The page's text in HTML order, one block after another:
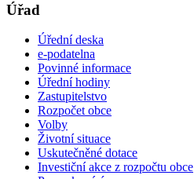
Úřad
Úřední deska
e-podatelna
Povinné informace
Úřední hodiny
Zastupitelstvo
Rozpočet obce
Volby
Životní situace
Uskutečněné dotace
Investiční akce z rozpočtu obce